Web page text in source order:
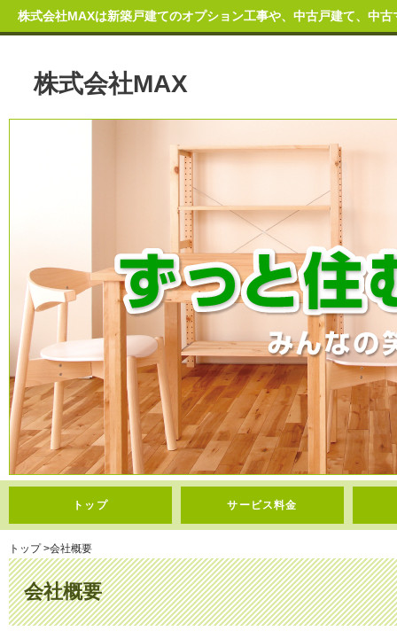
株式会社MAX
株式会社MAXは新築戸建てのオプション工事や、中古戸建て、中
トップ サービス料金
会社概要
トップ>会社概要